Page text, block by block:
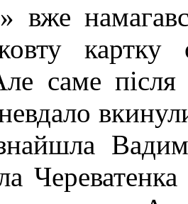
вже
картку
саме
Череватенка